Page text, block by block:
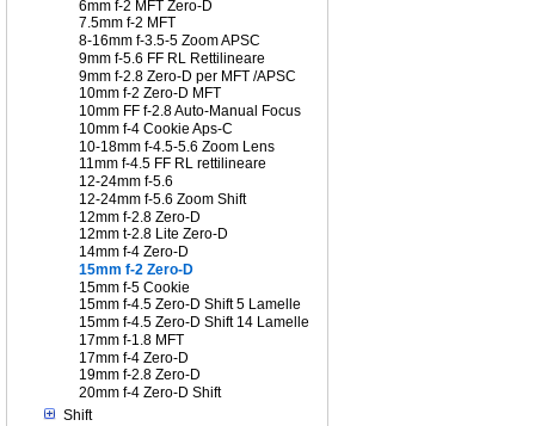
6mm f-2 MFT Zero-D
7.5mm f-2 MFT
8-16mm f-3.5-5 Zoom APSC
9mm f-5.6 FF RL Rettilineare
9mm f-2.8 Zero-D per MFT /APSC
10mm f-2 Zero-D MFT
10mm FF f-2.8 Auto-Manual Focus
10mm f-4 Cookie Aps-C
10-18mm f-4.5-5.6 Zoom Lens
11mm f-4.5 FF RL rettilineare
12-24mm f-5.6
12-24mm f-5.6 Zoom Shift
12mm f-2.8 Zero-D
12mm t-2.8 Lite Zero-D
14mm f-4 Zero-D
15mm f-2 Zero-D
15mm f-5 Cookie
15mm f-4.5 Zero-D Shift 5 Lamelle
15mm f-4.5 Zero-D Shift 14 Lamelle
17mm f-1.8 MFT
17mm f-4 Zero-D
19mm f-2.8 Zero-D
20mm f-4 Zero-D Shift
Shift